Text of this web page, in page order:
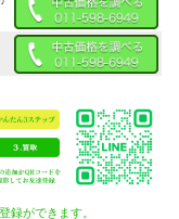
録ができます。